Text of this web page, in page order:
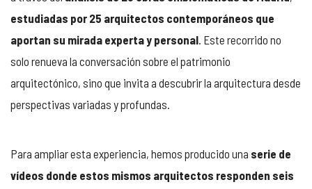
estudiadas por 25 arquitectos contemporáneos que
aportan su mirada experta y personal. Este recorrido no
solo renueva la conversación sobre el patrimonio
arquitectónico, sino que invita a descubrir la arquitectura desde
perspectivas variadas y profundas.
Para ampliar esta experiencia, hemos producido una serie de
vídeos donde estos mismos arquitectos responden seis